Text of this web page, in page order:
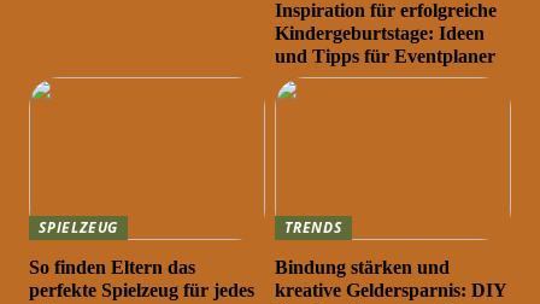
Inspiration für erfolgreiche
Kindergeburtstage: Ideen
und Tipps für Eventplaner
SPIELZEUG
So finden Eltern das
perfekte Spielzeug für jedes
TRENDS
Bindung stärken und
kreative Geldersparnis: DIY